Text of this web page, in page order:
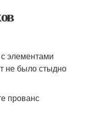
элементами
не было стыдно
прованс